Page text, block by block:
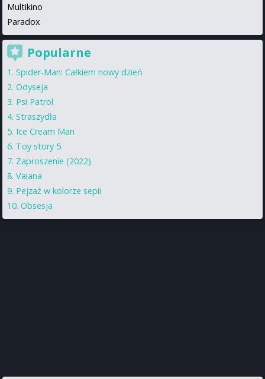
Multikino
Paradox
Popularne
Spider-Man: Całkiem nowy dzień
Odyseja
Psi Patrol
Straszydła
Ice Cream Man
Toy story 5
Zaproszenie (2022)
Vaiana
Pejzaż w kolorze sepii
Obsesja